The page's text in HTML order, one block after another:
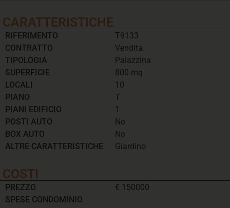
CARATTERISTICHE
RIFERIMENTO
CONTRATTO
TIPOLOGIA
SUPERFICIE
LOCALI
PIANO
PIANI EDIFICIO
POSTI AUTO
BOX AUTO
ALTRE CARATTERISTICHE
T9133
Vendita
Palazzina
800 mq
10
T
1
No
No
Giardino
COSTI
PREZZO
SPESE CONDOMINIO
€ 150000